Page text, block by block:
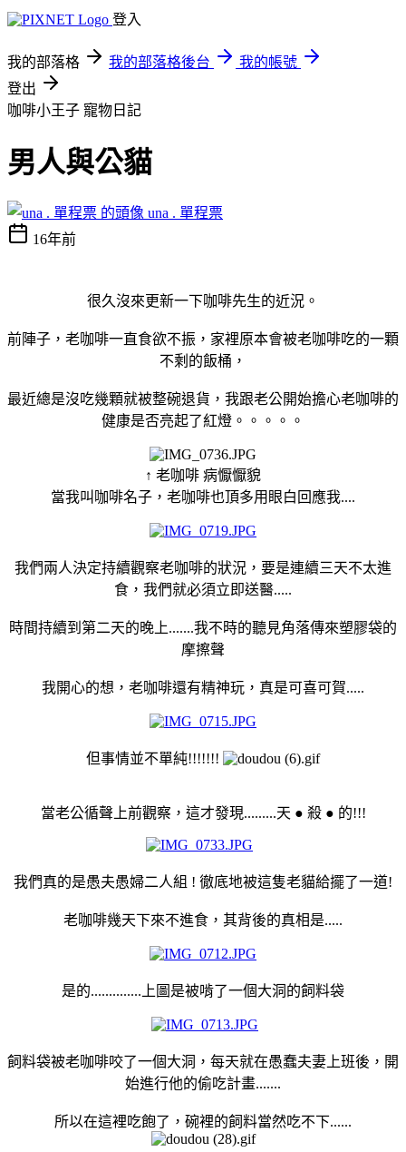
登入
我的部落格 我的部落格後台
我的帳號
登出
咖啡小王子 寵物日記
男人與公貓
una . 單程票
16年前
很久沒來更新一下咖啡先生的近況。
前陣子，老咖啡一直食欲不振，家裡原本會被老咖啡吃的一顆
不剩的飯桶，
最近總是沒吃幾顆就被整碗退貨，我跟老公開始擔心老咖啡的
健康是否亮起了紅燈。。。。。
↑ 老咖啡 病懨懨貌
當我叫咖啡名子，老咖啡也頂多用眼白回應我....
我們兩人決定持續觀察老咖啡的狀況，要是連續三天不太進
食，我們就必須立即送醫.....
時間持續到第二天的晚上.......我不時的聽見角落傳來塑膠袋的
摩擦聲
我開心的想，老咖啡還有精神玩，真是可喜可賀.....
但事情並不單純!!!!!!!
當老公循聲上前觀察，這才發現.........天 ● 殺 ● 的!!!
我們真的是愚夫愚婦二人組 ! 徹底地被這隻老貓給擺了一道!
老咖啡幾天下來不進食，其背後的真相是.....
是的..............上圖是被啃了一個大洞的飼料袋
飼料袋被老咖啡咬了一個大洞，每天就在愚蠢夫妻上班後，開
始進行他的偷吃計畫.......
所以在這裡吃飽了，碗裡的飼料當然吃不下......